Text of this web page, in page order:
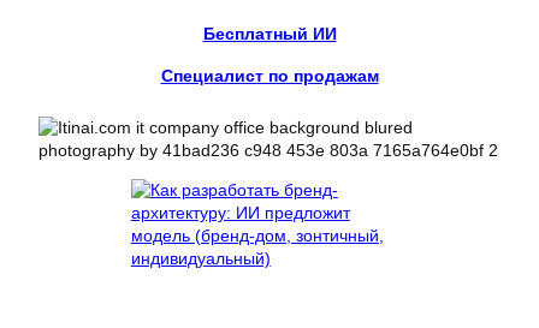
Бесплатный ИИ
Специалист по продажам